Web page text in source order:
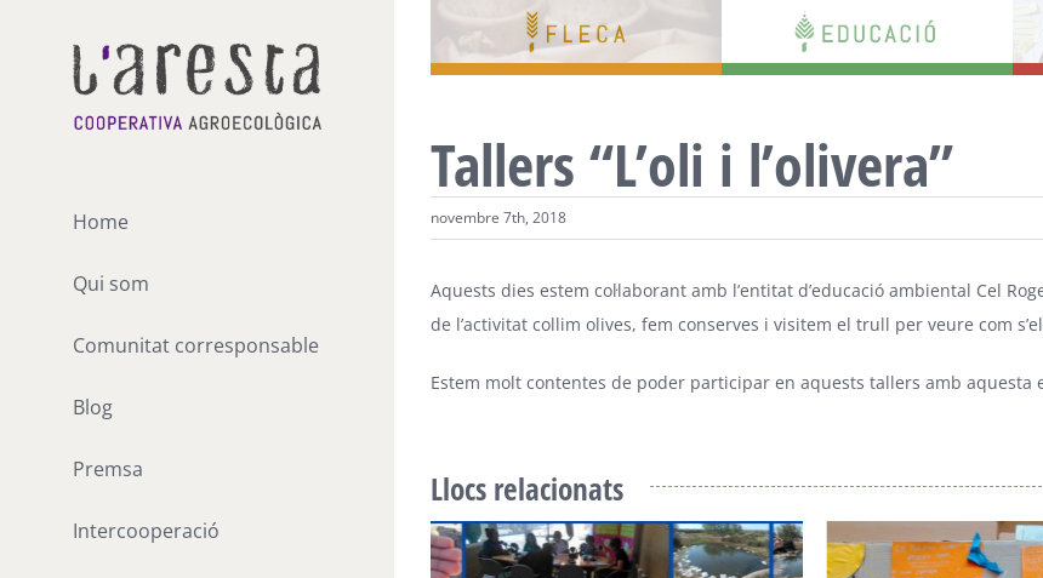
Home
Qui som
Comunitat corresponsable
Blog
Premsa
Intercooperació
Tallers “L’oli i l’olivera”
novembre 7th, 2018
Aquests dies estem col·laborant amb l’entitat d’educació ambiental Cel
de l’activitat collim olives, fem conserves i visitem el trull per veure com
Estem molt contentes de poder participar en aquests tallers amb
Llocs relacionats